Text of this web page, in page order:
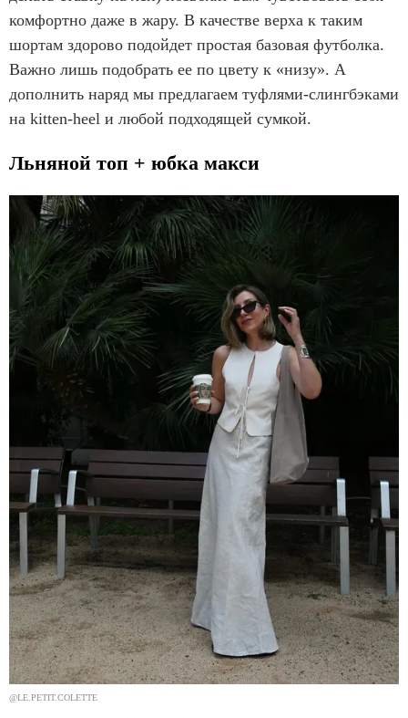
комфортно даже в жару. В качестве верха к таким
шортам здорово подойдет простая базовая футболка.
Важно лишь подобрать ее по цвету к «низу». А
дополнить наряд мы предлагаем туфлями-слингбэками
на kitten-heel и любой подходящей сумкой.
Льняной топ + юбка макси
@LE.PETIT.COLETTE